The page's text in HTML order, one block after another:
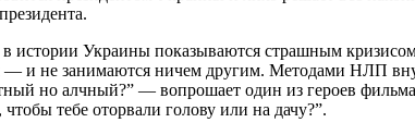
истории Украины показываются страшным
— и не занимаются ничем другим. Методами НЛП
но алчный?” — вопрошает один из героев фильма
тебе оторвали голову или на дачу?”.